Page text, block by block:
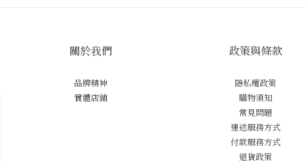
關於我們
品牌精神
實體店鋪
政策與條款
隱私權政策
購物須知
常見問題
運送服務方式
付款服務方式
退貨政策